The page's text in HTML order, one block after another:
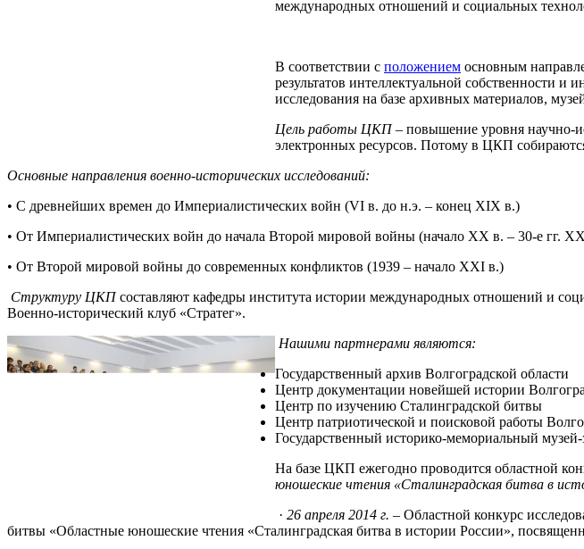
международных отношений и социальных
В соответствии с положением основным
результатов интеллектуальной собственности
исследования на базе архивных материалов,
Цель работы ЦКП– повышение уровня научно-
электронных ресурсов. Потому в ЦКП
Основные направления военно-исторических исследований:
• С древнейших времен до Империалистических войн (VI в. до н.э. – конец XIX в.)
• От Империалистических войн до начала Второй мировой войны (начало XX в. – 30-е гг.
• От Второй мировой войны до современных конфликтов (1939 – начало XXI в.)
Структуру ЦКПсоставляют кафедры института истории международных отношений и
Военно-исторический клуб «Стратег».
Нашими партнерами являются:
Государственный архив Волгоградской области
Центр документации новейшей истории
Центр по изучению Сталинградской битвы
Центр патриотической и поисковой работы
Государственный историко-мемориальный
На базе ЦКП ежегодно проводится областной
юношеские чтения «Сталинградская битва в
· 26 апреля 2014 г. – Областной конкурс
битвы «Областные юношеские чтения «Сталинградская битва в истории России»,